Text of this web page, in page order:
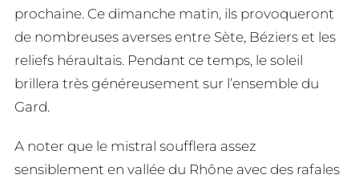
prochaine. Ce dimanche matin, ils provoqueront
de nombreuses averses entre Sète, Béziers et les
reliefs héraultais. Pendant ce temps, le soleil
brillera très généreusement sur l’ensemble du
Gard.
A noter que le mistral soufflera assez
sensiblement en vallée du Rhône avec des rafales